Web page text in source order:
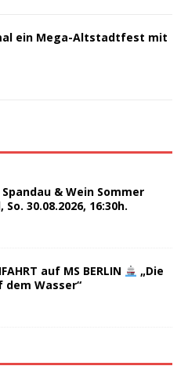
ein Mega-Altstadtfest mit
& Wein Sommer
30.08.2026, 16:30h.
auf MS BERLIN
„Die
Wasser“